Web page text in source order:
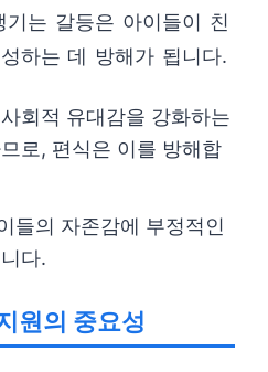
는 갈등은 아이들이 친
하는 데 방해가 됩니다.
회적 유대감을 강화하는
로, 편식은 이를 방해합
들의 자존감에 부정적인
다.
원의 중요성